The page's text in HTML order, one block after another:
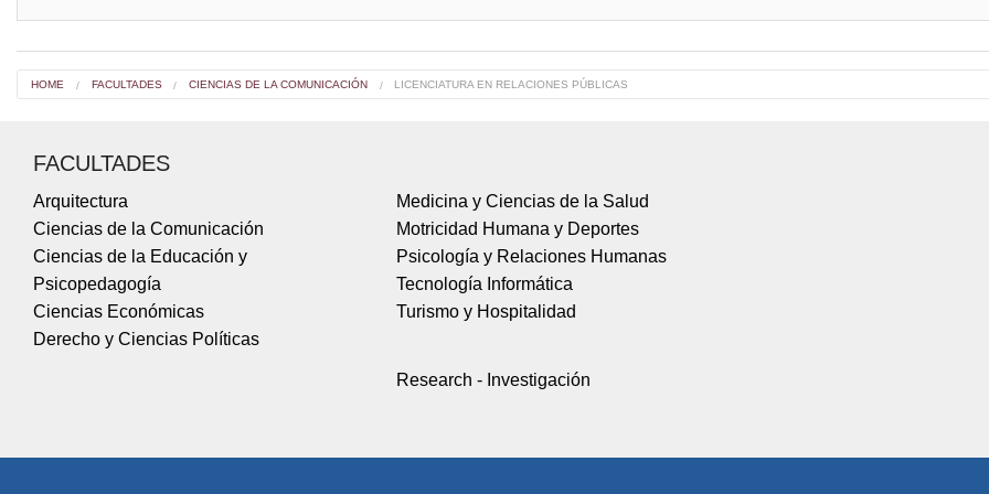
entre otras.
HOME FACULTADES CIENCIAS DE LA COMUNICACIÓN LICENCIATURA EN RELACIONES PÚBLICAS
FACULTADES
Arquitectura
Ciencias de la Comunicación
Ciencias de la Educación y
Psicopedagogía
Ciencias Económicas
Derecho y Ciencias Políticas
Medicina y Ciencias de la Salud
Motricidad Humana y Deportes
Psicología y Relaciones Humanas
Tecnología Informática
Turismo y Hospitalidad
Research - Investigación